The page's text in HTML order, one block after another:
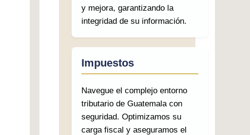
y mejora, garantizando la
integridad de su información.
Impuestos
Navegue el complejo entorno
tributario de Guatemala con
seguridad. Optimizamos su
carga fiscal y aseguramos el